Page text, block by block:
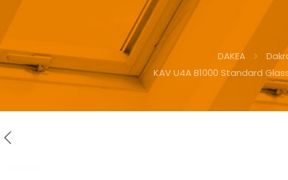
DAKEA
KAV U4A B1000 Standard